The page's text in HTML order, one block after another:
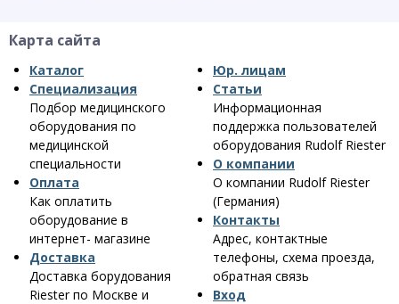
Карта сайта
Каталог
Специализация
Подбор медицинского
оборудования по
медицинской
специальности
Оплата
Как оплатить
оборудование в
интернет- магазине
Доставка
Доставка борудования
Riester по Москве и
Юр. лицам
Статьи
Информационная
поддержка пользователей
оборудования Rudolf Riester
О компании
О компании Rudolf Riester
(Германия)
Контакты
Адрес, контактные
телефоны, схема проезда,
обратная связь
Вход